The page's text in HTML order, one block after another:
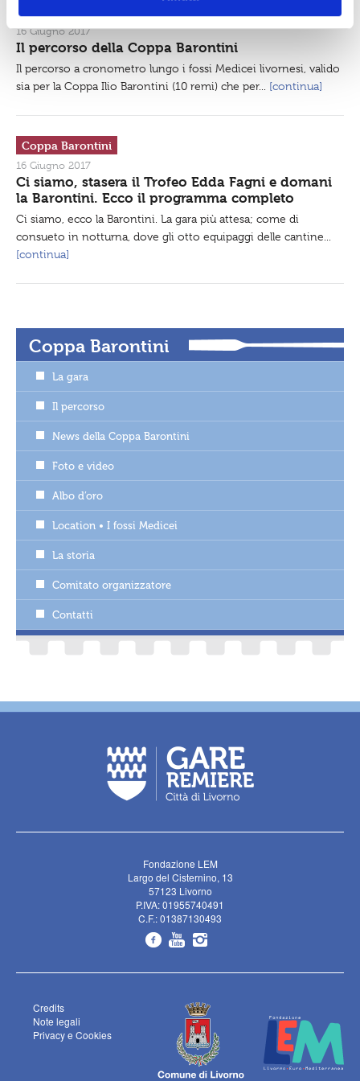
o 16 Giugno 2017
Il percorso della Coppa Barontini
Il percorso a cronometro lungo i fossi Medicei livornesi, valido
sia per la Coppa Ilio Barontini (10 remi) che per... [continua]
Coppa Barontini
16 Giugno 2017
Ci siamo, stasera il Trofeo Edda Fagni e domani
la Barontini. Ecco il programma completo
Ci siamo, ecco la Barontini. La gara più attesa; come di
consueto in notturna, dove gli otto equipaggi delle cantine...
[continua]
Coppa Barontini
La gara
Il percorso
News della Coppa Barontini
Foto e video
Albo d’oro
Location • I fossi Medicei
La storia
Comitato organizzatore
Contatti
Fondazione LEM
Largo del Cisternino, 13
57123 Livorno
P.IVA: 01955740491
C.F.: 01387130493
Credits
Note legali
Privacy e Cookies